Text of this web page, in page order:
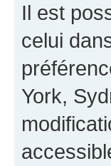
Il est
celui
York,